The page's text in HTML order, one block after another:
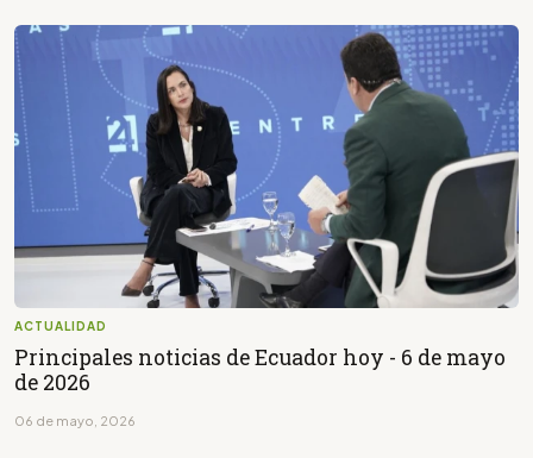
ACTUALIDAD
Principales noticias de Ecuador hoy - 6 de mayo
de 2026
06 de mayo, 2026
¿En que consiste la
tasa minera que rige en
Ecuador?